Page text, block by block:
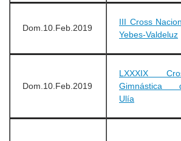
Dom.10.Feb.2019
III Cross
Yebes-Valdeluz
Dom.10.Feb.2019
LXXXIX
Gimnástica
Ulía